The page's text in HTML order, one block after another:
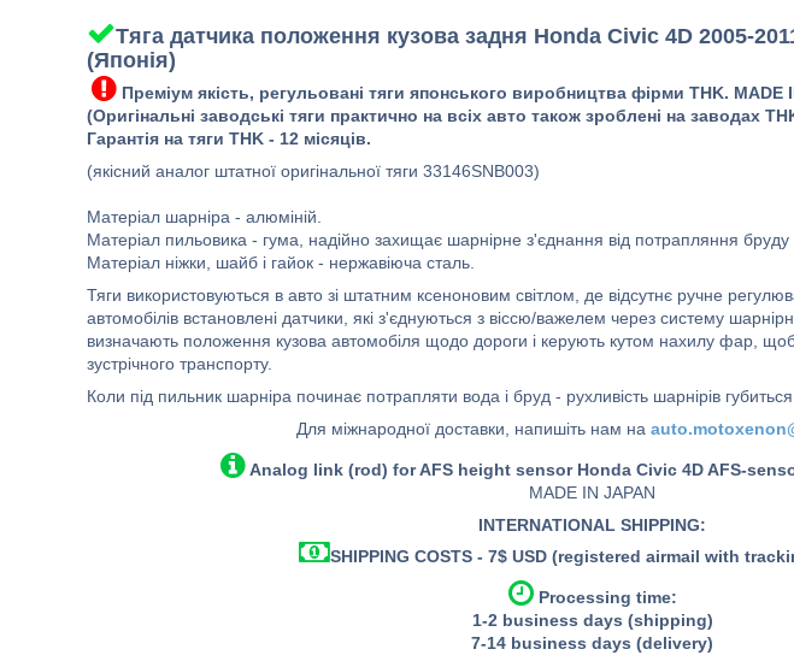
Тяга датчика положення кузова задня Honda Civic 4D 2005-
(Японія)
Преміум якість, регульовані тяги японського виробництва фірми THK. MADE
(Оригінальні заводські тяги практично на всіх авто також зроблені на заводах
Гарантія на тяги THK - 12 місяців.
(якісний аналог штатної оригінальної тяги 33146SNB003)
Матеріал шарніра - алюміній.
Матеріал пильовика - гума, надійно захищає шарнірне з'єднання від потрапляння бруду
Матеріал ніжки, шайб і гайок - нержавіюча сталь.
Тяги використовуються в авто зі штатним ксеноновим світлом, де відсутнє ручне
автомобілів встановлені датчики, які з'єднуються з віссю/важелем через систему
визначають положення кузова автомобіля щодо дороги і керують кутом нахилу фар, щоб
зустрічного транспорту.
Коли під пильник шарніра починає потрапляти вода і бруд - рухливість шарнірів губиться
Для міжнародної доставки, напишіть нам на
Analog link (rod) for AFS height sensor Honda Civic 4D AFS-
MADE IN JAPAN
INTERNATIONAL SHIPPING:
SHIPPING COSTS - 7$ USD (registered airmail with
Processing time:
1-2 business days (shipping)
7-14 business days (delivery)